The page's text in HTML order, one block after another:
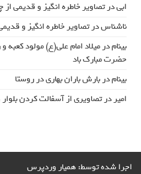
ابیدرتصاویر خاطره انگیز و قدیمی
ناشناسدرتصاویر خاطره انگیز و
بینامدرمیلاد امام علی(ع) مولود کعبه
حضرت مبارک باد
بینامدربارش باران بهاری در روستا
امیردرتصاویری از آسفالت کردن
اجرا شده توسط: همیار وردپرس